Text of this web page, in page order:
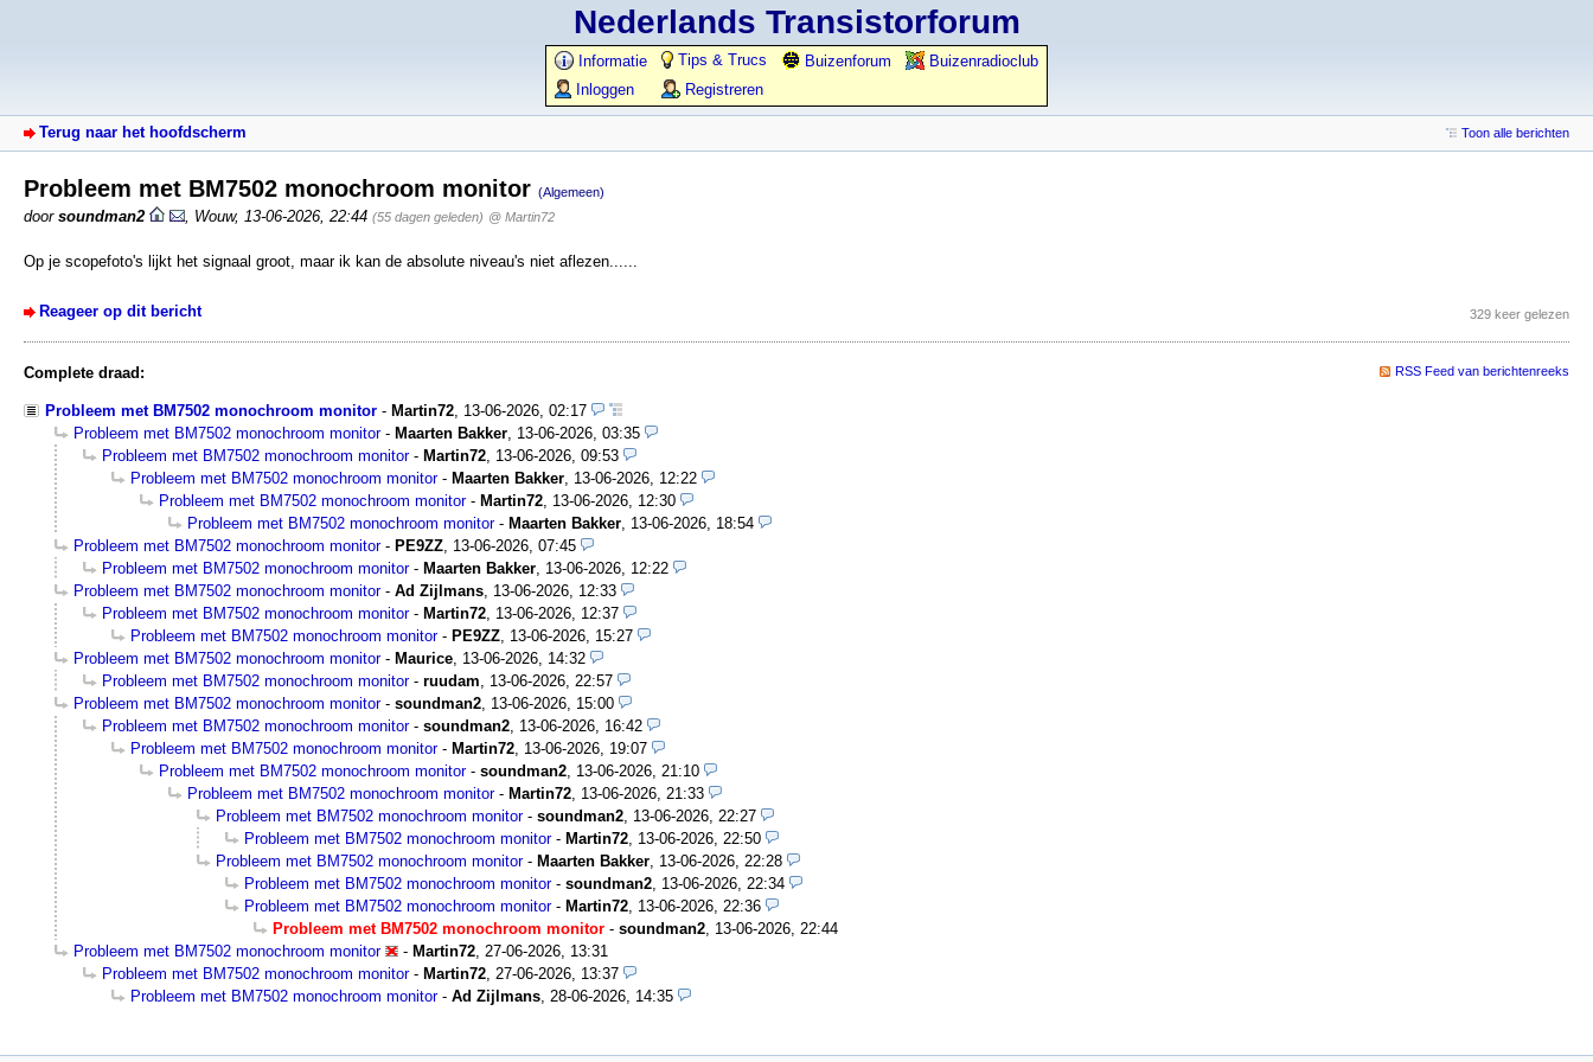
Nederlands Transistorforum
Informatie Tips & Trucs Buizenforum
Buizenradioclub
Inloggen
Registreren
Terug naar het hoofdscherm Toon alle berichten
Probleem met BM7502 monochroom monitor (Algemeen)
door soundman2 Wouw, 13-06-2026, 22:44 (55 dagen geleden) @ Martin72
Op je scopefoto's lijkt het signaal groot, maar ik kan de absolute niveau's niet aflezen......
Reageer op dit bericht 329 keer gelezen
Complete draad: RSS Feed van berichtenreeks
Probleem met BM7502 monochroom monitor - Martin72 13-06-2026, 02:17
Probleem met BM7502 monochroom monitor- Maarten Bakker 13-06-2026, 03:35
Probleem met BM7502 monochroom monitor- Martin72 13-06-2026, 09:53
Probleem met BM7502 monochroom monitor- Maarten Bakker 13-06-2026, 12:22
Probleem met BM7502 monochroom monitor- Martin72 13-06-2026, 12:30
Probleem met BM7502 monochroom monitor- Maarten Bakker 13-06-2026, 18:54
Probleem met BM7502 monochroom monitor- PE9ZZ 13-06-2026, 07:45
Probleem met BM7502 monochroom monitor- Maarten Bakker 13-06-2026, 12:22
Probleem met BM7502 monochroom monitor- Ad Zijlmans 13-06-2026, 12:33
Probleem met BM7502 monochroom monitor- Martin72 13-06-2026, 12:37
Probleem met BM7502 monochroom monitor- PE9ZZ 13-06-2026, 15:27
Probleem met BM7502 monochroom monitor- Maurice 13-06-2026, 14:32
Probleem met BM7502 monochroom monitor- ruudam
13-06-2026, 22:57
Probleem met BM7502 monochroom monitor- soundman2 13-06-2026, 15:00
Probleem met BM7502 monochroom monitor- soundman2 13-06-2026, 16:42
Probleem met BM7502 monochroom monitor- Martin72 13-06-2026, 19:07
Probleem met BM7502 monochroom monitor- soundman2 13-06-2026, 21:10
Probleem met BM7502 monochroom monitor- Martin72 13-06-2026, 21:33
Probleem met BM7502 monochroom monitor- soundman2 13-06-2026, 22:27
Probleem met BM7502 monochroom monitor- Martin72 13-06-2026, 22:50
Probleem met BM7502 monochroom monitor- Maarten Bakker 13-06-2026, 22:28
Probleem met BM7502 monochroom monitor- soundman2 13-06-2026, 22:34
Probleem met BM7502 monochroom monitor- Martin72 13-06-2026, 22:36
Probleem met BM7502 monochroom monitor - soundman2 13-06-2026, 22:44
Probleem met BM7502 monochroom monitor
- Martin72 27-06-2026, 13:31
Probleem met BM7502 monochroom monitor- Martin72 27-06-2026, 13:37
Probleem met BM7502 monochroom monitor- Ad Zijlmans 28-06-2026, 14:35